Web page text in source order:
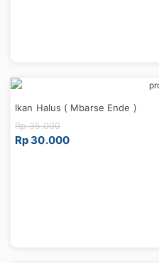
Ikan Halus ( Mbarse Ende )
Rp 35.000
Rp 30.000